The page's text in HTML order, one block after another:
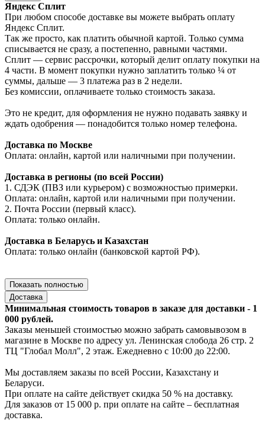
Яндекс Сплит
При любом способе доставке вы можете выбрать оплату
Яндекс Сплит.
Так же просто, как платить обычной картой. Только сумма
списывается не сразу, а постепенно, равными частями.
Сплит — сервис рассрочки, который делит оплату покупки на
4 части. В момент покупки нужно заплатить только ¼ от
суммы, дальше — 3 платежа раз в 2 недели.
Без комиссии, оплачиваете только стоимость заказа.
Это не кредит, для оформления не нужно подавать заявку и
ждать одобрения — понадобится только номер телефона.
Доставка по Москве
Оплата: онлайн, картой или наличными при получении.
Доставка в регионы (по всей России)
1. СДЭК (ПВЗ или курьером) с возможностью примерки.
Оплата: онлайн, картой или наличными при получении.
2. Почта России (первый класс).
Оплата: только онлайн.
Доставка в Беларусь и Казахстан
Оплата: только онлайн (банковской картой РФ).
Показать полностью
Доставка
Минимальная стоимость товаров в заказе для доставки - 1
000 рублей.
Заказы меньшей стоимостью можно забрать самовывозом в
магазине в Москве по адресу ул. Ленинская слобода 26 стр. 2
ТЦ "Глобал Молл", 2 этаж. Ежедневно с 10:00 до 22:00.
Мы доставляем заказы по всей России, Казахстану и
Беларуси.
При оплате на сайте действует скидка 50 % на доставку.
Для заказов от 15 000 р. при оплате на сайте – бесплатная
доставка.